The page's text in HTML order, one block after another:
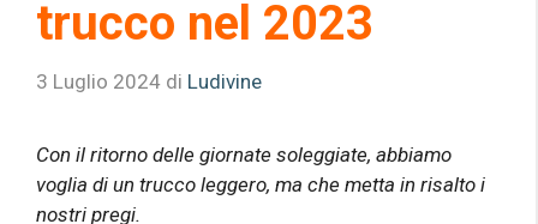
trucco nel 2023
3 Luglio 2024 di Ludivine
Con il ritorno delle giornate soleggiate, abbiamo
voglia di un trucco leggero, ma che metta in risalto i
nostri pregi.